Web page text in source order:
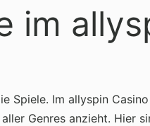
im
Spiele. Im allyspin
Genres anzieht. Hier